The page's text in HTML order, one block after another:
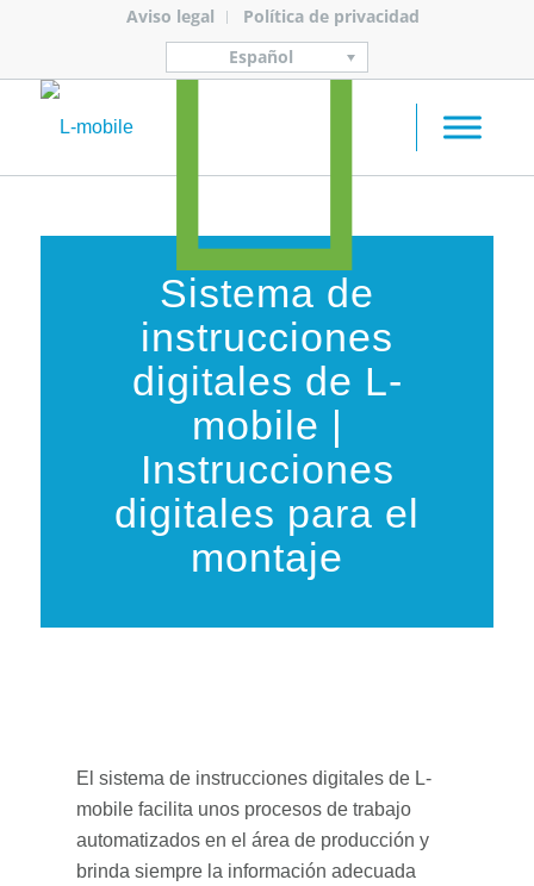
Aviso legal
Política de privacidad
Español
Sistema de
instrucciones
digitales de L-
mobile |
Instrucciones
digitales para el
montaje
El sistema de instrucciones digitales de L-
mobile facilita unos procesos de trabajo
automatizados en el área de producción y
brinda siempre la información adecuada